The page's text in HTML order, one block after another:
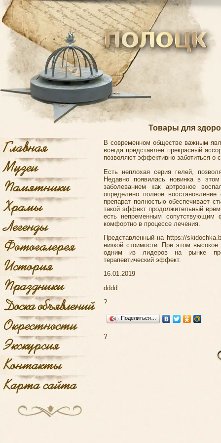
Товары для
В современном обществе важным
всегда представлен прекрасный
позволяют эффективно заботиться о
Есть неплохая серия гелей,
Недавно появилась новинка в
заболеванием как артрозное
определено полное
препарат полностью обеспечивает
такой эффект продолжительный
есть непременным сопутствующим
комфортно в процессе лечения.
Представленный на https://
низкой стоимости. При этом
одним из лидеров на рынке
терапевтический эффект.
16.01.2019
dddd
?
Поделиться…
?